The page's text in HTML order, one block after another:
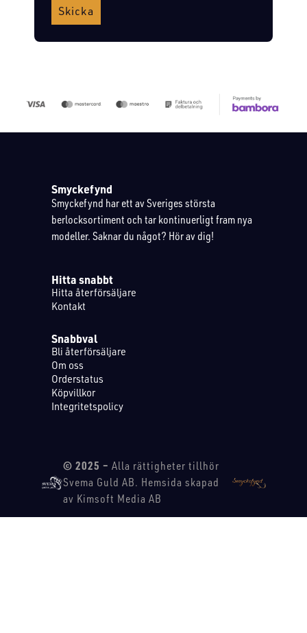
Skicka
Smyckefynd
Smyckefynd har ett av Sveriges största
berlocksortiment och tar kontinuerligt fram nya
modeller. Saknar du något? Hör av dig!
Hitta snabbt
Hitta återförsäljare
Kontakt
Snabbval
Bli återförsäljare
Om oss
Orderstatus
Köpvillkor
Integritetspolicy
© 2025 – Alla rättigheter tillhör
Svema Guld AB. Hemsida skapad
av Kimsoft Media AB